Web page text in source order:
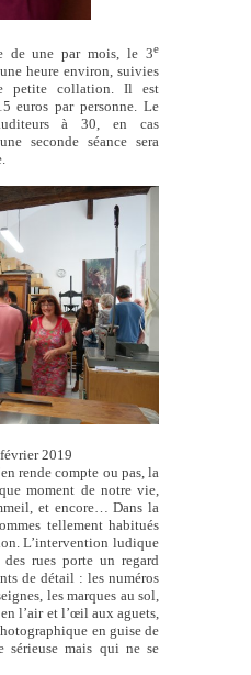
de une par mois, le 3e
heure environ, suivies
petite collation. Il est
euros par personne. Le
à 30, en cas
seconde séance sera
2019
rende compte ou pas, la
moment de notre vie,
et encore… Dans la
tellement habitués
L’intervention ludique
rues porte un regard
de détail : les numéros
les marques au sol,
l’air et l’œil aux aguets,
en guise de
sérieuse mais qui ne se